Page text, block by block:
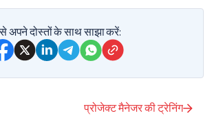
अपने दोस्तों के साथ साझा करें:
प्रोजेक्ट मैनेजर की ट्रेनिंग